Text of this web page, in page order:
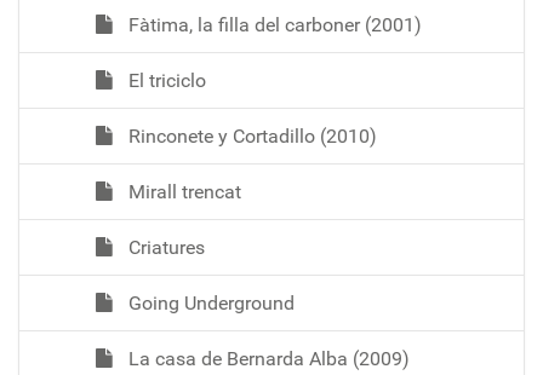
Fàtima, la filla del carboner (2001)
El triciclo
Rinconete y Cortadillo (2010)
Mirall trencat
Criatures
Going Underground
La casa de Bernarda Alba (2009)